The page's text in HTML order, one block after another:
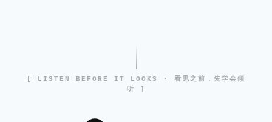
[ LISTEN BEFORE IT LOOKS · 看见之前，先学会倾
听 ]